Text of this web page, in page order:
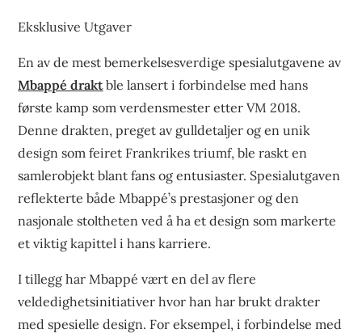
Eksklusive Utgaver
En av de mest bemerkelsesverdige spesialutgavene av
Mbappé draktble lansert i forbindelse med hans
første kamp som verdensmester etter VM 2018.
Denne drakten, preget av gulldetaljer og en unik
design som feiret Frankrikes triumf, ble raskt en
samlerobjekt blant fans og entusiaster. Spesialutgaven
reflekterte både Mbappé’s prestasjoner og den
nasjonale stoltheten ved å ha et design som markerte
et viktig kapittel i hans karriere.
I tillegg har Mbappé vært en del av flere
veldedighetsinitiativer hvor han har brukt drakter
med spesielle design. For eksempel, i forbindelse med